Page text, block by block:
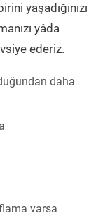
yaşadığınızı
yâda
ederiz.
daha
varsa